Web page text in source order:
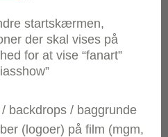
startskærmen,
der skal vises på
for at vise “fanart”
backdrops / baggrunde
(logoer) på film (mgm,